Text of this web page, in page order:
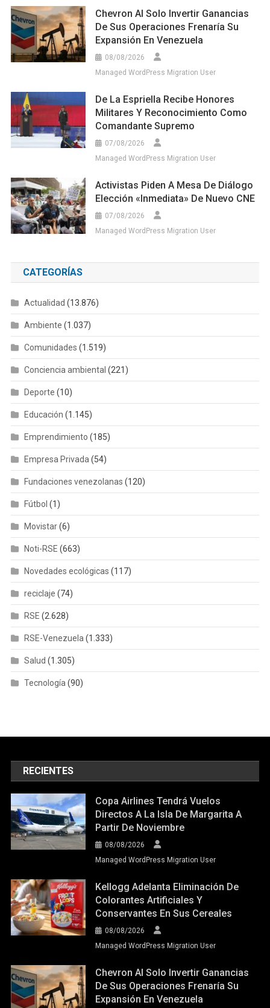
Chevron Al Solo Invertir Ganancias
De Sus Operaciones Frenaría Su
Expansión En Venezuela
08/08/2026
Managed WordPress Migration User
De La Espriella Recibe Honores
Militares Y Reconocimiento Como
Comandante Supremo
07/08/2026
Managed WordPress Migration User
Activistas Piden A Mesa De Diálogo
Elección «inmediata» De Nuevo CNE
07/08/2026
Managed WordPress Migration User
CATEGORÍAS
Actualidad (13.876)
Ambiente (1.037)
Comunidades (1.519)
Conciencia ambiental (221)
Deporte (10)
Educación (1.145)
Emprendimiento (185)
Empresa Privada (54)
Fundaciones venezolanas (120)
Fútbol (1)
Movistar(6)
Noti-RSE (663)
Novedades ecológicas (117)
reciclaje (74)
RSE (2.628)
RSE-Venezuela (1.333)
Salud (1.305)
Tecnología (90)
RECIENTES
Copa Airlines Tendrá Vuelos
Directos A La Isla De Margarita A
Partir De Noviembre
08/08/2026
Managed WordPress Migration User
Kellogg Adelanta Eliminación De
Colorantes Artificiales Y
Conservantes En Sus Cereales
08/08/2026
Managed WordPress Migration User
Chevron Al Solo Invertir Ganancias
De Sus Operaciones Frenaría Su
Expansión En Venezuela